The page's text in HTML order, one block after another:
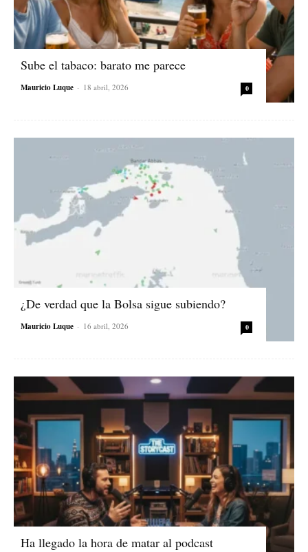
Sube el tabaco: barato me parece
Mauricio Luque - 18 abril, 2026 0
¿De verdad que la Bolsa sigue subiendo?
Mauricio Luque - 16 abril, 2026 0
Ha llegado la hora de matar al podcast